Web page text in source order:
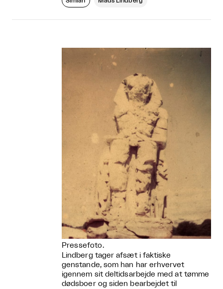
Pressefoto.
Lindberg tager afsæt i faktiske
genstande, som han har erhvervet
igennem sit deltidsarbejde med at tømme
dødsboer og siden bearbejdet til